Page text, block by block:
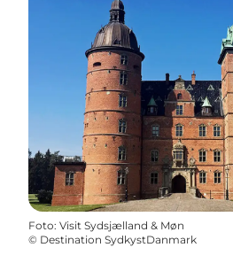
Foto: Visit Sydsjælland & Møn
© Destination SydkystDanmark